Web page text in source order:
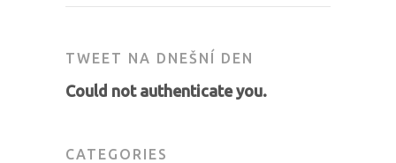
TWEET NA DNEŠNÍ DEN
Could not authenticate you.
CATEGORIES